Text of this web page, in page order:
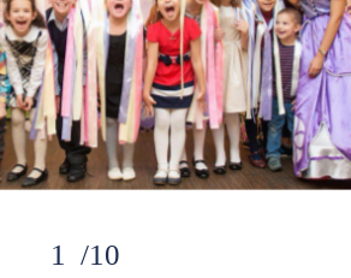
10